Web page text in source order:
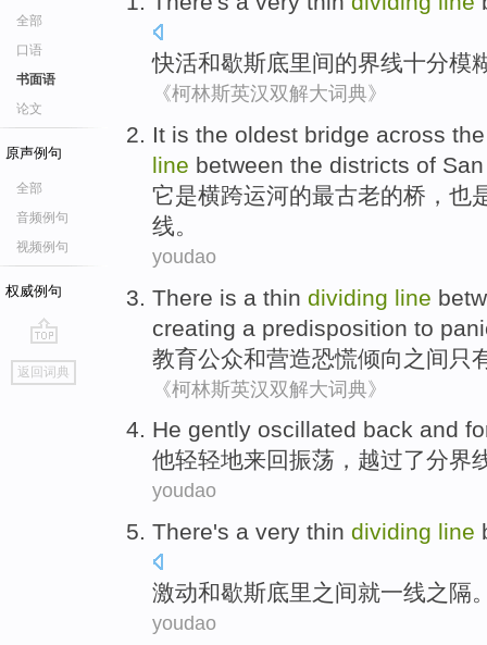
全部
口语
书面语
论文
原声例句
全部
音频例句
视频例句
权威例句
go
top
返回词典
快活和歇斯底里间的界线十分模
《柯林斯英汉双解大词典》
It is the oldest bridge across the
line between the districts of
它是横跨运河的最古老的桥 ， 也
线。
youdao
There is a thin dividing line
creating a predisposition to
教育公众和营造恐慌倾向 之间 只
《柯林斯英汉双解大词典》
He gently oscillated back and
他轻轻地来回振荡， 越过了分界
youdao
There's a very thin dividing line
激动和歇斯底里之间就一线之隔
youdao